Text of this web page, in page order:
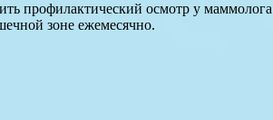
профилактический осмотр у
зоне ежемесячно.